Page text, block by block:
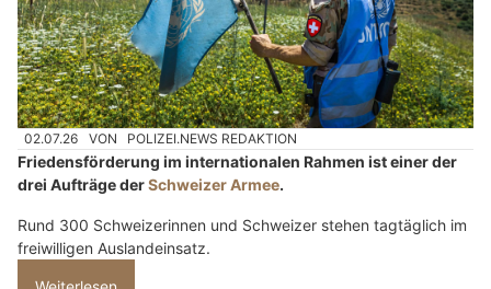
02.07.26 VON POLIZEI.NEWS REDAKTION
Friedensförderung im internationalen Rahmen ist einer der
drei Aufträge derSchweizer Armee.
Rund 300 Schweizerinnen und Schweizer stehen tagtäglich im
freiwilligen Auslandeinsatz.